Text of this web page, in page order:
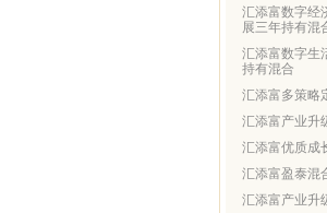
汇添富数字经
展三年持有混
汇添富数字生
持有混合
汇添富多策略
汇添富产业升
汇添富优质成
汇添富盈泰混
汇添富产业升